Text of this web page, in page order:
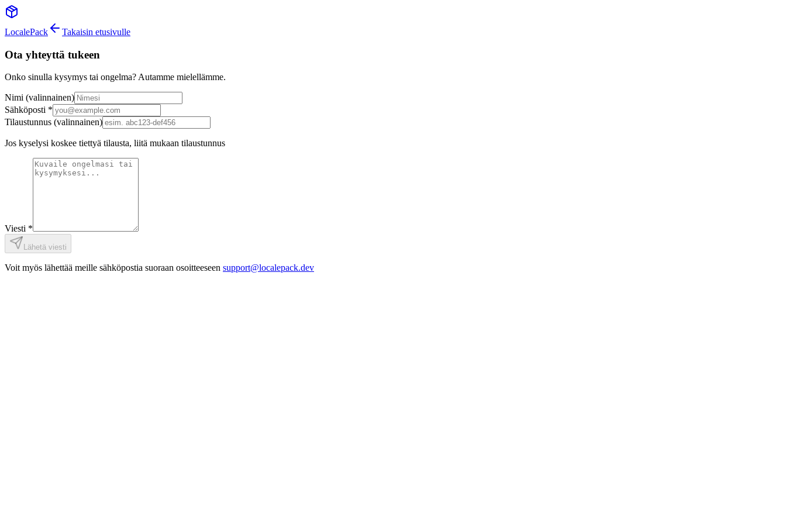
LocalePack Takaisin etusivulle
Ota yhteyttä tukeen
Onko sinulla kysymys tai ongelma? Autamme mielellämme.
Nimi (valinnainen)
Sähköposti *
Tilaustunnus (valinnainen)
Jos kyselysi koskee tiettyä tilausta, liitä mukaan tilaustunnus
Viesti *
Lähetä viesti
Voit myös lähettää meille sähköpostia suoraan osoitteeseen support@localepack.dev